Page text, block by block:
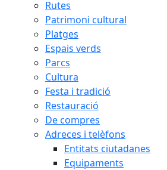
Rutes
Patrimoni cultural
Platges
Espais verds
Parcs
Cultura
Festa i tradició
Restauració
De compres
Adreces i telèfons
Entitats ciutadanes
Equipaments